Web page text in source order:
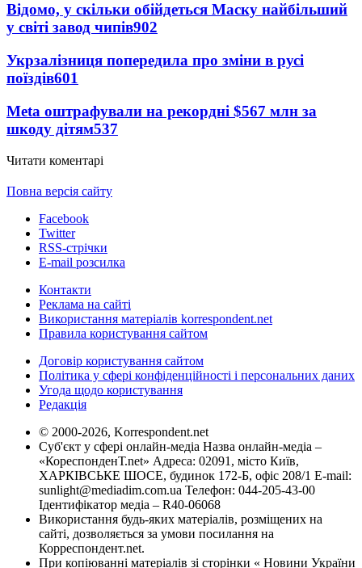
Відомо, у скільки обійдеться Маску найбільший
у світі завод чипів902
Укрзалізниця попередила про зміни в русі
поїздів601
Meta оштрафували на рекордні $567 млн за
шкоду дітям537
Читати коментарі
Повна версія сайту
Facebook
Twitter
RSS-стрічки
E-mail розсилка
Контакти
Реклама на сайті
Використання матеріалів korrespondent.net
Правила користування сайтом
Договір користування сайтом
Політика у сфері конфіденційності і персональних даних
Угода щодо користування
Редакція
© 2000-2026, Korrespondent.net
Суб'єкт у сфері онлайн-медіа Назва онлайн-медіа –
«КореспонденТ.net» Адреса: 02091, місто Київ,
ХАРКІВСЬКЕ ШОСЕ, будинок 172-Б, офіс 208/1 E-mail:
sunlight@mediadim.com.ua Телефон: 044-205-43-00
Ідентифікатор медіа – R40-06068
Використання будь-яких матеріалів, розміщених на
сайті, дозволяється за умови посилання на
Корреспондент.net.
При копіюванні матеріалів зі сторінки « Новини України